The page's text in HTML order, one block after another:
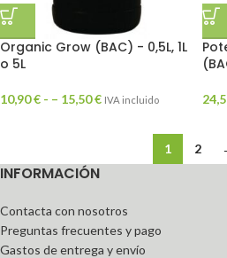
Organic Grow (BAC) - 0,5L, 1L
o 5L
10,90€ - – 15,50€ IVA incluido
1 2
INFORMACIÓN
Contacta con nosotros
Preguntas frecuentes y pago
Gastos de entrega y envío